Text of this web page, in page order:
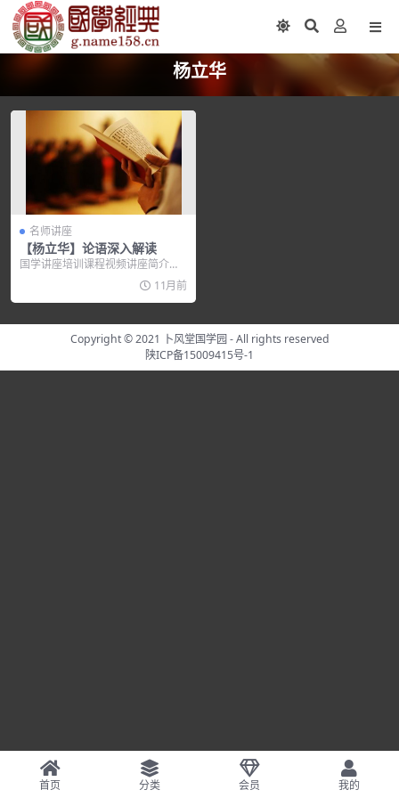
杨立华
名师讲座
【杨立华】论语深入解读
国学讲座培训课程视频讲座简介：
【杨立华】论语深入解读 杨立华教
11月前
Copyright © 2021 卜风堂国学园- All rights reserved
陕ICP备15009415号-1
首页 分类 会员 我的